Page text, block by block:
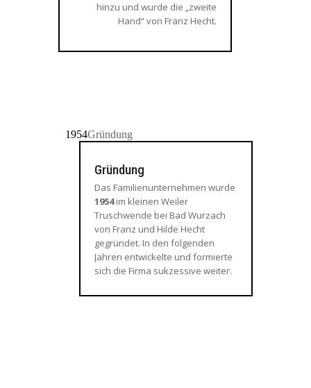
hinzu und wurde die „zweite
Hand“ von Franz Hecht.
1954Gründung
Gründung
Das Familienunternehmen wurde
1954im kleinen Weiler
Truschwende bei Bad Wurzach
von Franz und Hilde Hecht
gegründet. In den folgenden
Jahren entwickelte und formierte
sich die Firma sukzessive weiter.